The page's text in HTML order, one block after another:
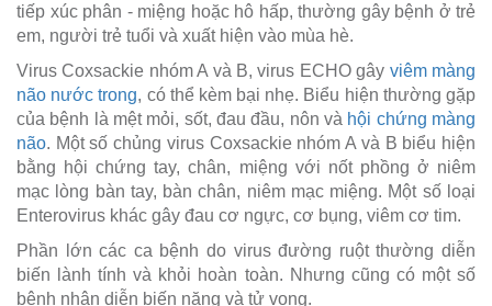
tiếp xúc phân - miệng hoặc hô hấp, thường gây bệnh ở trẻ
em, người trẻ tuổi và xuất hiện vào mùa hè.
Virus Coxsackie nhóm A và B, virus ECHO gây viêm màng
não nước trong, có thể kèm bại nhẹ. Biểu hiện thường gặp
của bệnh là mệt mỏi, sốt, đau đầu, nôn và hội chứng màng
não. Một số chủng virus Coxsackie nhóm A và B biểu hiện
bằng hội chứng tay, chân, miệng với nốt phồng ở niêm
mạc lòng bàn tay, bàn chân, niêm mạc miệng. Một số loại
Enterovirus khác gây đau cơ ngực, cơ bụng, viêm cơ tim.
Phần lớn các ca bệnh do virus đường ruột thường diễn
biến lành tính và khỏi hoàn toàn. Nhưng cũng có một số
bệnh nhân diễn biến nặng và tử vong.